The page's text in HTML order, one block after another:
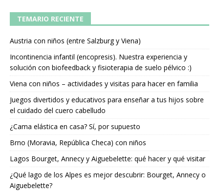
TEMARIO RECIENTE
Austria con niños (entre Salzburg y Viena)
Incontinencia infantil (encopresis). Nuestra experiencia y
solución con biofeedback y fisioterapia de suelo pélvico :)
Viena con niños – actividades y visitas para hacer en familia
Juegos divertidos y educativos para enseñar a tus hijos sobre
el cuidado del cuero cabelludo
¿Cama elástica en casa? Sí, por supuesto
Brno (Moravia, República Checa) con niños
Lagos Bourget, Annecy y Aiguebelette: qué hacer y qué visitar
¿Qué lago de los Alpes es mejor descubrir: Bourget, Annecy o
Aiguebelette?